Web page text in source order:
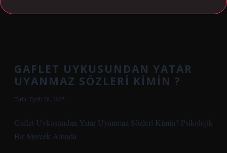
GAFLET UYKUSUNDAN YATAR
UYANMAZ SÖZLERI KIMIN ?
Tarih: Eylül 28, 2025
Gaflet Uykusundan Yatar Uyanmaz Sözleri Kimin? Psikolojik
Bir Mercek Altında